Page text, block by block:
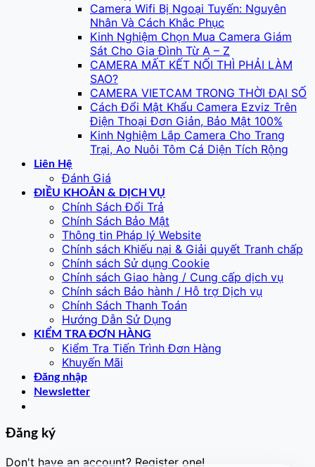
VC VIETCAM.VN
Đang trực tuyến
Báo giá Camera
Camera Wifi Bị Ngoại Tuyến: Nguyên
Nhân Và Cách Khắc Phục
Kinh Nghiệm Chọn Mua Camera Giám
Sát Cho Gia Đình Từ A – Z
CAMERA MẤT KẾT NỐI THÌ PHẢI LÀM
SAO?
CAMERA VIETCAM TRONG THỜI ĐẠI SỐ
Cách Đổi Mật Khẩu Camera Ezviz Trên
Điện Thoại Đơn Giản, Bảo Mật 100%
Kinh Nghiệm Lắp Camera Cho Trang
Trại, Ao Nuôi Tôm Cá Diện Tích Rộng
Liên Hệ
Đánh Giá
ĐIỀU KHOẢN & DỊCH VỤ
Chính Sách Đổi Trả
Chính Sách Bảo Mật
Thông tin Pháp lý Website
Chính sách Khiếu nại & Giải quyết Tranh chấp
Chính sách Sử dụng Cookie
Chính sách Giao hàng / Cung cấp dịch vụ
Chính sách Bảo hành / Hỗ trợ Dịch vụ
Chính Sách Thanh Toán
Hướng Dẫn Sử Dụng
KIỂM TRA ĐƠN HÀNG
Kiểm Tra Tiến Trình Đơn Hàng
Khuyến Mãi
Đăng nhập
Newsletter
Đăng ký
Don't have an account? Register one!